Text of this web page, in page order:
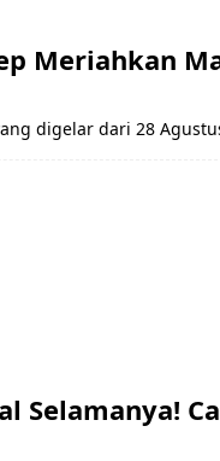
Meriahkan
digelar dari 28
Selamanya!